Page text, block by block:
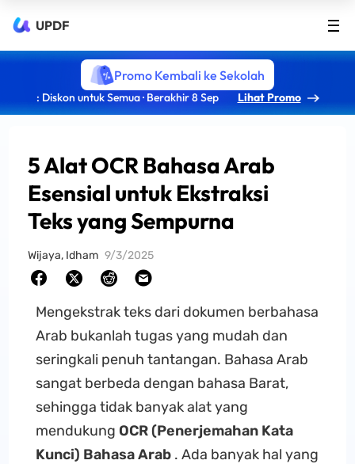
UPDF
Promo Kembali ke Sekolah
: Diskon untuk Semua · Berakhir 8 Sep Lihat Promo
5 Alat OCR Bahasa Arab
Esensial untuk Ekstraksi
Teks yang Sempurna
Wijaya, Idham 9/3/2025
Mengekstrak teks dari dokumen berbahasa
Arab bukanlah tugas yang mudah dan
seringkali penuh tantangan. Bahasa Arab
sangat berbeda dengan bahasa Barat,
sehingga tidak banyak alat yang
mendukung OCR (Penerjemahan Kata
Kunci) Bahasa Arab. Ada banyak hal yang